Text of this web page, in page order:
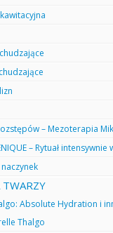
– Mezoterapia
– Rytuał
TWARZY
Absolute Hydration i
Thalgo